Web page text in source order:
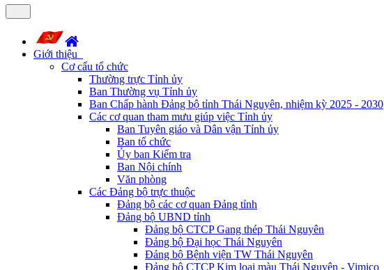
Giới thiệu
Cơ cấu tổ chức
Thường trực Tỉnh ủy
Ban Thường vụ Tỉnh ủy
Ban Chấp hành Đảng bộ tỉnh Thái Nguyên, nhiệm kỳ 2025 - 2030
Các cơ quan tham mưu giúp việc Tỉnh ủy
Ban Tuyên giáo và Dân vận Tỉnh ủy
Ban tổ chức
Ủy ban Kiểm tra
Ban Nội chính
Văn phòng
Các Đảng bộ trực thuộc
Đảng bộ các cơ quan Đảng tỉnh
Đảng bộ UBND tỉnh
Đảng bộ CTCP Gang thép Thái Nguyên
Đảng bộ Đại học Thái Nguyên
Đảng bộ Bệnh viện TW Thái Nguyên
Đảng bộ CTCP Kim loại màu Thái Nguyên - Vimico